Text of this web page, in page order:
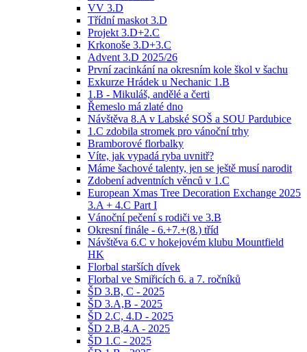
VV 3.D
Třídní maskot 3.D
Projekt 3.D+2.C
Krkonoše 3.D+3.C
Advent 3.D 2025/26
První zacinkání na okresním kole škol v šachu
Exkurze Hrádek u Nechanic 1.B
1.B - Mikuláš, andělé a čerti
Řemeslo má zlaté dno
Návštěva 8.A v Labské SOŠ a SOU Pardubice
1.C zdobila stromek pro vánoční trhy
Bramborové florbalky
Víte, jak vypadá ryba uvnitř?
Máme šachové talenty, jen se ještě musí narodit
Zdobení adventních věnců v 1.C
European Xmas Tree Decoration Exchange 2025
3.A + 4.C Part I
Vánoční pečení s rodiči ve 3.B
Okresní finále - 6.+7.+(8.) tříd
Návštěva 6.C v hokejovém klubu Mountfield
HK
Florbal starších dívek
Florbal ve Smiřicích 6. a 7. ročníků
ŠD 3.B, C - 2025
ŠD 3.A,B - 2025
ŠD 2.C, 4.D - 2025
ŠD 2.B,4.A - 2025
ŠD 1.C - 2025